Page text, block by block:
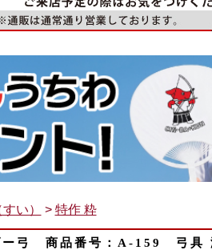
い） > 特作 粋
商品番号：A-159 弓具